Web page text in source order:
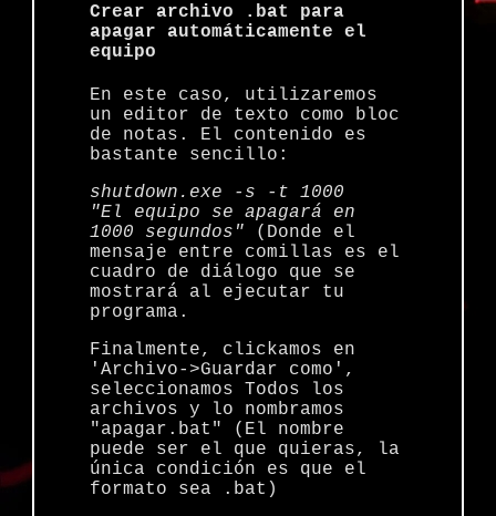
Crear archivo .bat para
apagar automáticamente el
equipo
En este caso, utilizaremos
un editor de texto como bloc
de notas. El contenido es
bastante sencillo:
shutdown.exe -s -t 1000
"El equipo se apagará en
1000 segundos" (Donde el
mensaje entre comillas es el
cuadro de diálogo que se
mostrará al ejecutar tu
programa.
Finalmente, clickamos en
'Archivo->Guardar como',
seleccionamos Todos los
archivos y lo nombramos
"apagar.bat" (El nombre
puede ser el que quieras, la
única condición es que el
formato sea .bat)